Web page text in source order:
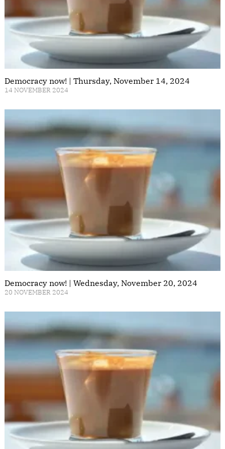
Democracy now! | Thursday, November 14, 2024
14 NOVEMBER 2024
Democracy now! | Wednesday, November 20, 2024
20 NOVEMBER 2024